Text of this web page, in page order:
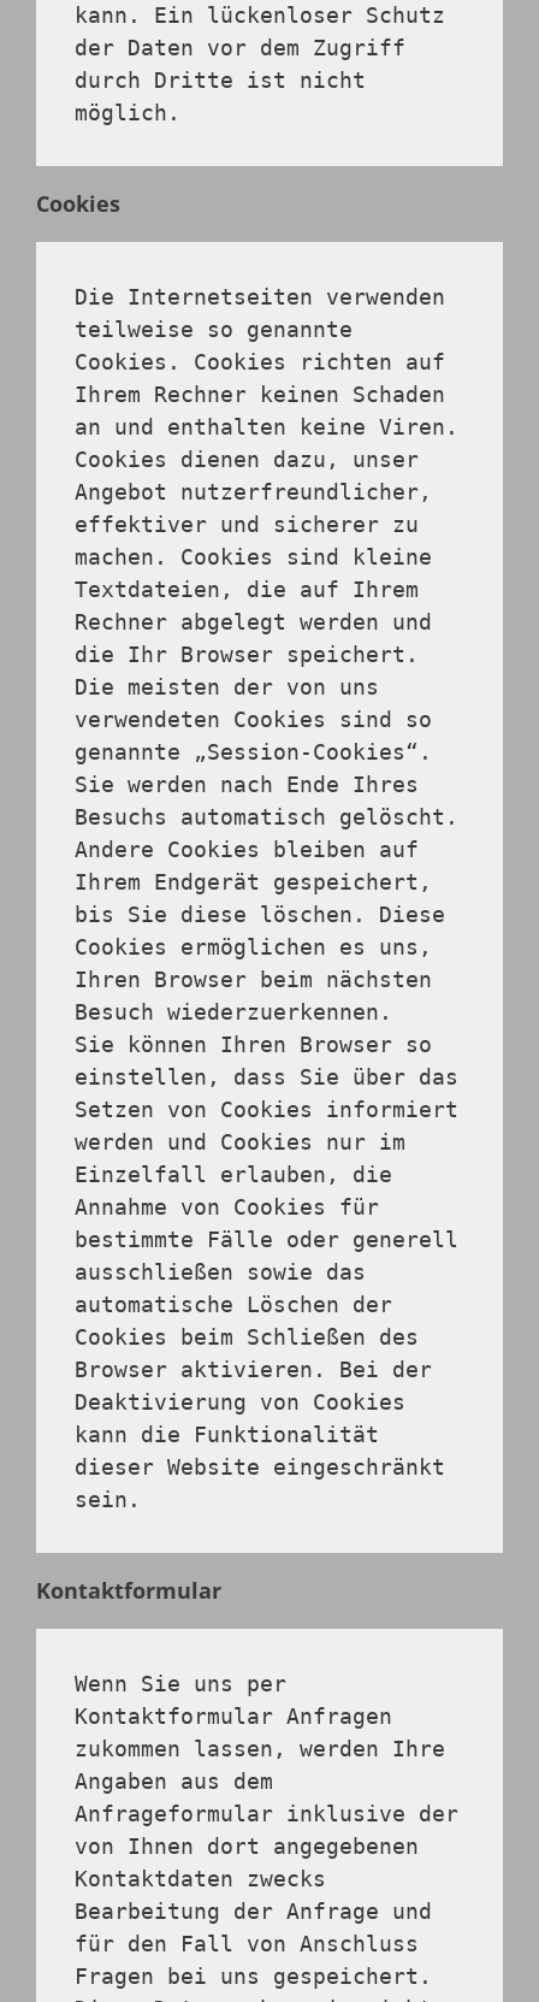
kann. Ein lückenloser Schutz
der Daten vor dem Zugriff
durch Dritte ist nicht
möglich.
Cookies
Die Internetseiten verwenden
teilweise so genannte
Cookies. Cookies richten auf
Ihrem Rechner keinen Schaden
an und enthalten keine Viren.
Cookies dienen dazu, unser
Angebot nutzerfreundlicher,
effektiver und sicherer zu
machen. Cookies sind kleine
Textdateien, die auf Ihrem
Rechner abgelegt werden und
die Ihr Browser speichert.
Die meisten der von uns
verwendeten Cookies sind so
genannte „Session-Cookies“.
Sie werden nach Ende Ihres
Besuchs automatisch gelöscht.
Andere Cookies bleiben auf
Ihrem Endgerät gespeichert,
bis Sie diese löschen. Diese
Cookies ermöglichen es uns,
Ihren Browser beim nächsten
Besuch wiederzuerkennen.
Sie können Ihren Browser so
einstellen, dass Sie über das
Setzen von Cookies informiert
werden und Cookies nur im
Einzelfall erlauben, die
Annahme von Cookies für
bestimmte Fälle oder generell
ausschließen sowie das
automatische Löschen der
Cookies beim Schließen des
Browser aktivieren. Bei der
Deaktivierung von Cookies
kann die Funktionalität
dieser Website eingeschränkt
sein.
Kontaktformular
Wenn Sie uns per
Kontaktformular Anfragen
zukommen lassen, werden Ihre
Angaben aus dem
Anfrageformular inklusive der
von Ihnen dort angegebenen
Kontaktdaten zwecks
Bearbeitung der Anfrage und
für den Fall von Anschluss
Fragen bei uns gespeichert.